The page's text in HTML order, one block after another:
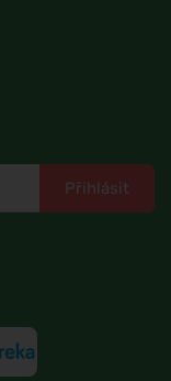
Přihlásit